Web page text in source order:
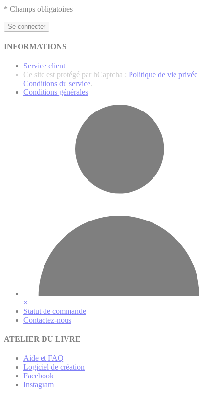
* Champs obligatoires
Se connecter
INFORMATIONS
Service client
Ce site est protégé par hCaptcha : Politique de vie privée
Conditions du service.
Conditions générales
×
Statut de commande
Contactez-nous
ATELIER DU LIVRE
Aide et FAQ
Logiciel de création
Facebook
Instagram